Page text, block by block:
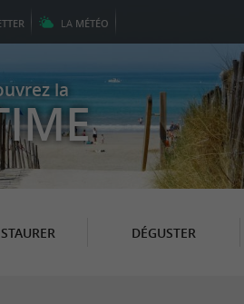
LA MÉTÉO
la
DÉGUSTER